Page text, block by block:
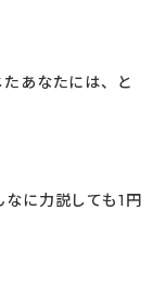
あなたには、と
に力説しても1円